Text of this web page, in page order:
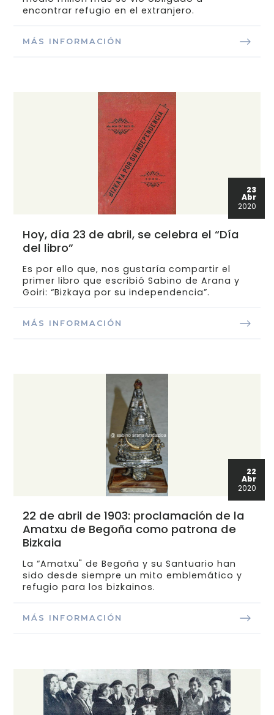
encontrar refugio en el extranjero.
MÁS INFORMACIÓN
23
Abr
2020
Hoy, día 23 de abril, se celebra el “Día
del libro”
Es por ello que, nos gustaría compartir el
primer libro que escribió Sabino de Arana y
Goiri: “Bizkaya por su independencia”.
MÁS INFORMACIÓN
22
Abr
2020
22 de abril de 1903: proclamación de la
Amatxu de Begoña como patrona de
Bizkaia
La “Amatxu" de Begoña y su Santuario han
sido desde siempre un mito emblemático y
refugio para los bizkainos.
MÁS INFORMACIÓN